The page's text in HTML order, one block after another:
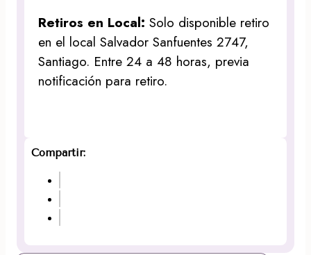
Retiros en Local:Solo disponible retiro
en el local Salvador Sanfuentes 2747,
Santiago. Entre 24 a 48 horas, previa
notificación para retiro.
Compartir: